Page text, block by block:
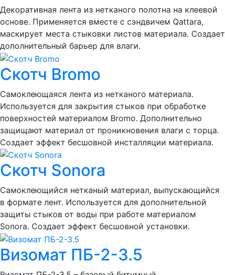
Декоративная лента из нетканого полотна на клеевой
основе. Применяется вместе с сэндвичем Qattara,
маскирует места стыковки листов материала. Создает
дополнительный барьер для влаги.
Скотч Bromo
Самоклеющаяся лента из нетканого материала.
Используется для закрытия стыков при обработке
поверхностей материалом Bromo. Дополнительно
защищают материал от проникновения влаги с торца.
Создает эффект бесшовной инсталляции материала.
Скотч Sonora
Самоклеющийся нетканый материал, выпускающийся
в формате лент. Используется для дополнительной
защиты стыков от воды при работе материалом
Sonora. Создает эффект бесшовной установки.
Визомат ПБ-2-3.5